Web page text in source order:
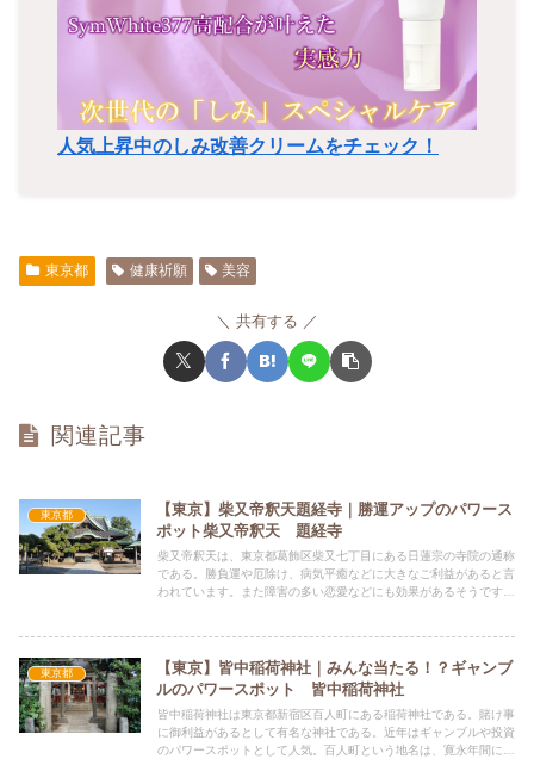
人気上昇中のしみ改善クリームをチェック！
東京都 健康祈願 美容
共有する
関連記事
東京都
【東京】柴又帝釈天題経寺｜勝運アップのパワース
ポット柴又帝釈天 題経寺
柴又帝釈天は、東京都葛飾区柴又七丁目にある日蓮宗の寺院の通称
である。勝負運や厄除け、病気平癒などに大きなご利益があると言
われています。また障害の多い恋愛などにも効果があるそうです。
東京都
【東京】皆中稲荷神社｜みんな当たる！？ギャンブ
ルのパワースポット 皆中稲荷神社
皆中稲荷神社は東京都新宿区百人町にある稲荷神社である。賭け事
に御利益があるとして有名な神社である。近年はギャンブルや投資
のパワースポットとして人気。百人町という地名は、寛永年間に徳